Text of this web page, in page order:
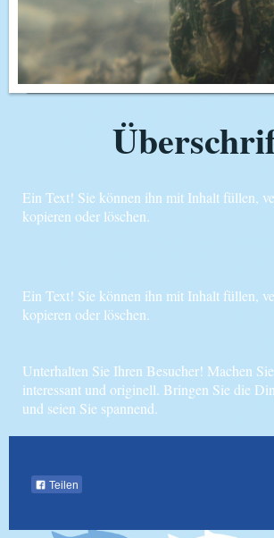
Ein Text! Sie können ihn mit Inhalt füllen,
kopieren oder löschen.
Ein Text! Sie können ihn mit Inhalt füllen,
kopieren oder löschen.
Unterhalten Sie Ihren Besucher! Machen
interessant und originell. Bringen Sie die
und seien Sie spannend.
Teilen